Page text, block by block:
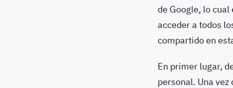
de Google, lo
acceder a todos
compartido en
En primer lugar,
personal. Una